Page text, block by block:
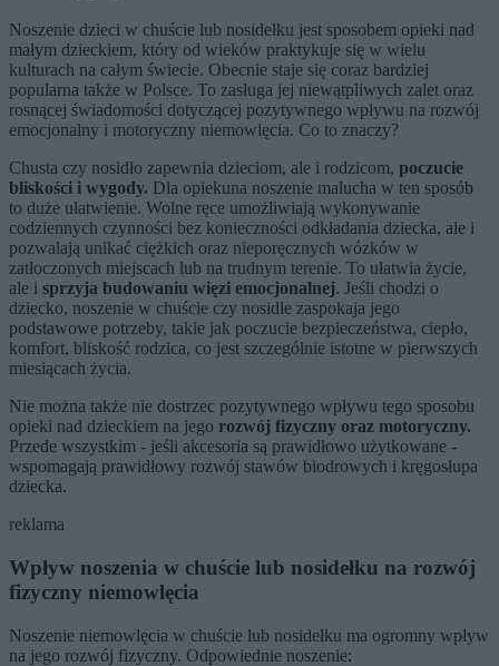
Noszenie dzieci w chuście lub nosidełku jest sposobem opieki nad
małym dzieckiem, który od wieków praktykuje się w wielu
kulturach na całym świecie. Obecnie staje się coraz bardziej
popularna także w Polsce. To zasługa jej niewątpliwych zalet oraz
rosnącej świadomości dotyczącej pozytywnego wpływu na rozwój
emocjonalny i motoryczny niemowlęcia. Co to znaczy?
Chusta czy nosidło zapewnia dzieciom, ale i rodzicom, poczucie
bliskości i wygody. Dla opiekuna noszenie malucha w ten sposób
to duże ułatwienie. Wolne ręce umożliwiają wykonywanie
codziennych czynności bez konieczności odkładania dziecka, ale i
pozwalają unikać ciężkich oraz nieporęcznych wózków w
zatłoczonych miejscach lub na trudnym terenie. To ułatwia życie,
ale i sprzyja budowaniu więzi emocjonalnej. Jeśli chodzi o
dziecko, noszenie w chuście czy nosidle zaspokaja jego
podstawowe potrzeby, takie jak poczucie bezpieczeństwa, ciepło,
komfort, bliskość rodzica, co jest szczególnie istotne w pierwszych
miesiącach życia.
Nie można także nie dostrzec pozytywnego wpływu tego sposobu
opieki nad dzieckiem na jego rozwój fizyczny oraz motoryczny.
Przede wszystkim - jeśli akcesoria są prawidłowo użytkowane -
wspomagają prawidłowy rozwój stawów biodrowych i kręgosłupa
dziecka.
reklama
Wpływ noszenia w chuście lub nosidełku na rozwój
fizyczny niemowlęcia
Noszenie niemowlęcia w chuście lub nosidełku ma ogromny wpływ
na jego rozwój fizyczny. Odpowiednie noszenie: